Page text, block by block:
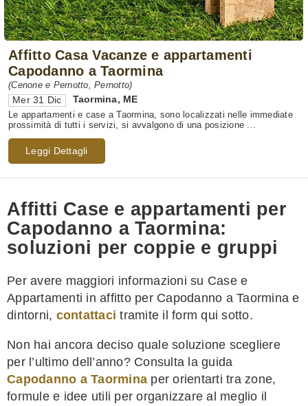
Affitto Casa Vacanze e appartamenti
Capodanno a Taormina
(Cenone e Pernotto, Pernotto)
Mer 31 Dic Taormina, ME
Le appartamenti e case a Taormina, sono localizzati nelle immediate
prossimità di tutti i servizi, si avvalgono di una posizione ...
Leggi Dettagli
Affitti Case e appartamenti per
Capodanno a Taormina:
soluzioni per coppie e gruppi
Per avere maggiori informazioni su Case e
Appartamenti in affitto per Capodanno a Taormina e
dintorni, contattaci tramite il form qui sotto.
Non hai ancora deciso quale soluzione scegliere
per l’ultimo dell’anno? Consulta la guida
Capodanno a Taormina per orientarti tra zone,
formule e idee utili per organizzare al meglio il